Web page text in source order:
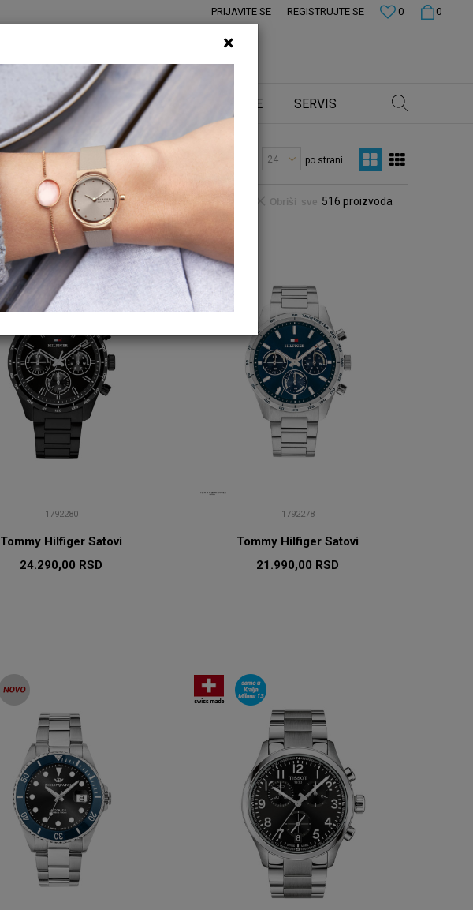
0
0
PRIJAVITE SE REGISTRUJTE SE
SPECIJALNE CENE PRODAVNICE SERVIS
po strani
516 proizvoda
Obriši sve
1792280
Tommy Hilfiger Satovi
24.290,00 RSD
1792278
Tommy Hilfiger Satovi
21.990,00 RSD
×